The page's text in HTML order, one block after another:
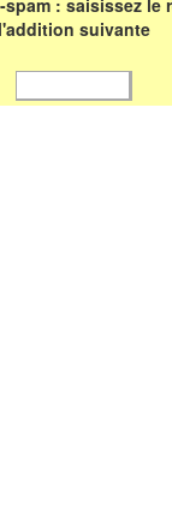
: saisissez le
l'addition suivante